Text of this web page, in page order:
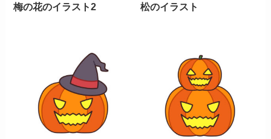
梅の花のイラスト2 松のイラスト